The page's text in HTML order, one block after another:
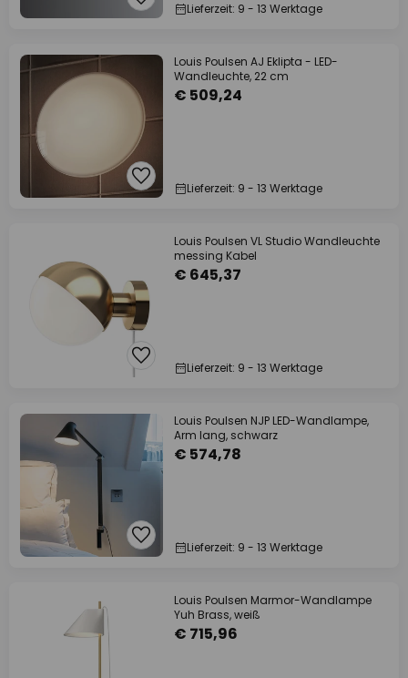
Lieferzeit: 9 - 13 Werktage
Louis Poulsen AJ Eklipta - LED-
Wandleuchte, 22 cm
€ 509,24
Lieferzeit: 9 - 13 Werktage
Louis Poulsen VL Studio Wandleuchte
messing Kabel
€ 645,37
Lieferzeit: 9 - 13 Werktage
Louis Poulsen NJP LED-Wandlampe,
Arm lang, schwarz
€ 574,78
Lieferzeit: 9 - 13 Werktage
Louis Poulsen Marmor-Wandlampe
Yuh Brass, weiß
€ 715,96